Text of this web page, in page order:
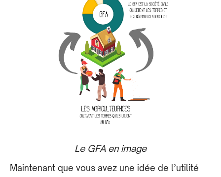
Le GFA en image
Maintenant que vous avez une idée de l’utilité